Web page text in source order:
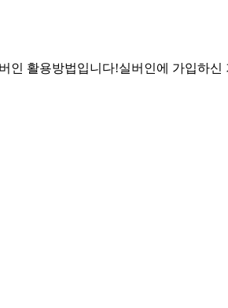
인 활용방법입니다!실버인에 가입하